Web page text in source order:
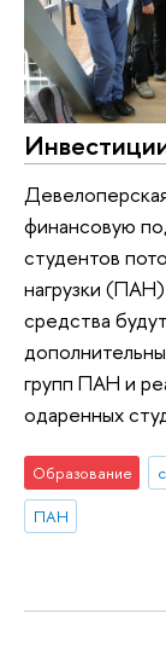
финансовую
студентов
нагрузки
средства
групп ПАН и
одаренных
Образование
ПАН